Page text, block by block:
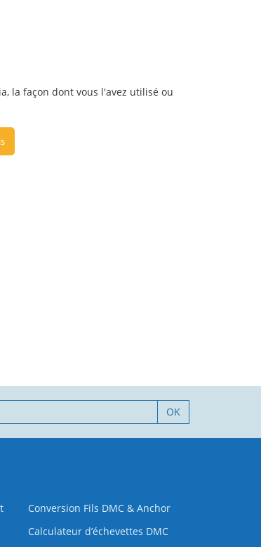
la façon dont vous l'avez utilisé ou
OK
Conversion Fils DMC & Anchor
Calculateur d’échevettes DMC